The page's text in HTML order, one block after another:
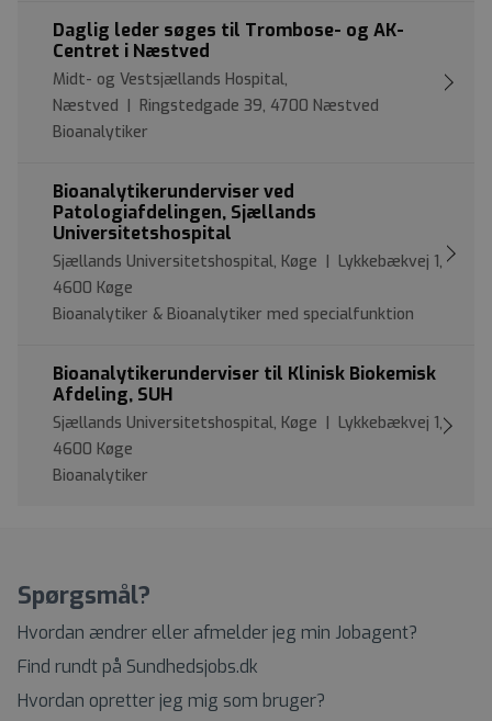
Daglig leder søges til Trombose- og AK-
Centret i Næstved
Midt- og Vestsjællands Hospital,
Næstved | Ringstedgade 39, 4700 Næstved
Bioanalytiker
Bioanalytikerunderviser ved
Patologiafdelingen, Sjællands
Universitetshospital
Sjællands Universitetshospital, Køge | Lykkebækvej 1,
4600 Køge
Bioanalytiker & Bioanalytiker med specialfunktion
Bioanalytikerunderviser til Klinisk Biokemisk
Afdeling, SUH
Sjællands Universitetshospital, Køge | Lykkebækvej 1,
4600 Køge
Bioanalytiker
Spørgsmål?
Hvordan ændrer eller afmelder jeg min Jobagent?
Find rundt på Sundhedsjobs.dk
Hvordan opretter jeg mig som bruger?